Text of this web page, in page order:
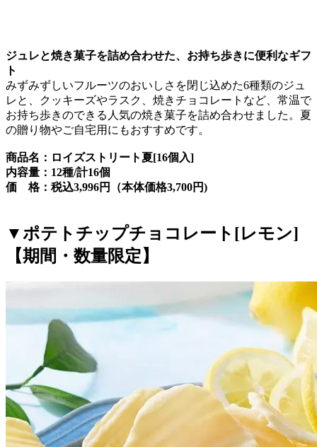
ジュレと焼き菓子を詰め合わせた、お持ち歩きに便利なギフ
ト
みずみずしいフルーツのおいしさを閉じ込めた6種類のジュ
レと、クッキーズやラスク、焼きチョコレートなど、常温で
お持ち歩きのできる人気の焼き菓子を詰め合わせました。夏
の贈り物やご自宅用にもおすすめです。
商品名：ロイズストリート夏[16個入]
内容量：12種/計16個
価 格：税込3,996円（本体価格3,700円)
▼ポテトチップチョコレート[レモン]
【期間・数量限定】